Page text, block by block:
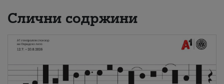
Слични содржини